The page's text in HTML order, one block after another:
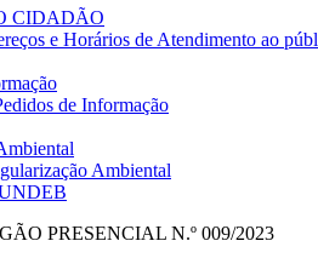
CIDADÃO
e Horários de Atendimento ao
de Informação
Ambiental
PRESENCIAL N.º 009/2023